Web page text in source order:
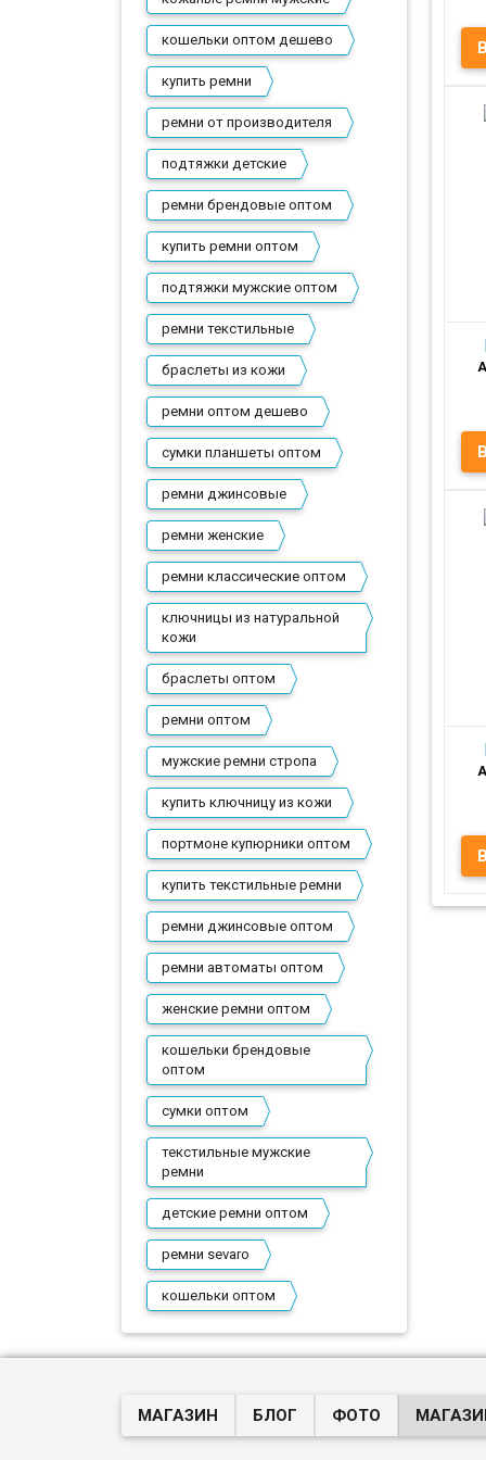
кошельки оптом дешево
купить ремни
ремни от производителя
подтяжки детские
ремни брендовые оптом
купить ремни оптом
подтяжки мужские оптом
ремни текстильные
браслеты из кожи
ремни оптом дешево
сумки планшеты оптом
ремни джинсовые
ремни женские
ремни классические оптом
ключницы из натуральной
кожи
браслеты оптом
ремни оптом
мужские ремни стропа
купить ключницу из кожи
портмоне купюрники оптом
купить текстильные ремни
ремни джинсовые оптом
ремни автоматы оптом
женские ремни оптом
кошельки брендовые
оптом
сумки оптом
текстильные мужские
ремни
детские ремни оптом
ремни sevaro
кошельки оптом
МАГАЗИН БЛОГ ФОТО